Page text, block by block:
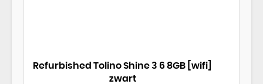
Refurbished Tolino Shine 3 6 8GB [wifi]
zwart